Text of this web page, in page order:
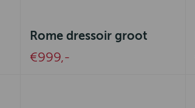
Rome dressoir groot
€999,-